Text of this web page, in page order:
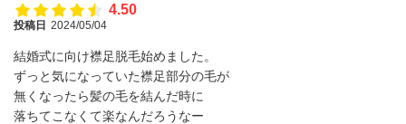
4.50
投稿日 2024/05/04
結婚式に向け襟足脱毛始めました。
ずっと気になっていた襟足部分の毛が
無くなったら髪の毛を結んだ時に
落ちてこなくて楽なんだろうなー